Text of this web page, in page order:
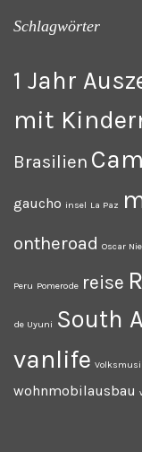
Schlagwörter
1 Jahr
mit
Brasilien
gaucho insel La Paz
ontheroad Oscar
Peru Pomerode reise
de Uyuni South
vanlife
wohnmobilausbau